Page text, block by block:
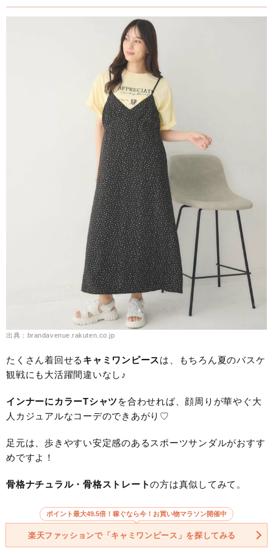
出典：brandavenue.rakuten.co.jp
たくさん着回せる キャミワンピースは、もちろん夏のバスケ
観戦にも大活躍間違いなし♪
インナーにカラーTシャツ を合わせれば、顔周りが華やぐ大
人カジュアルなコーデのできあがり♡
足元は、歩きやすい安定感のあるスポーツサンダルがおすす
めですよ！
骨格ナチュラル・骨格ストレートの方は真似してみて。
ポイント最大49.5倍！稼ぐなら今！お買い物マラソン開催中
楽天ファッションで「キャミワンピース」を探してみる